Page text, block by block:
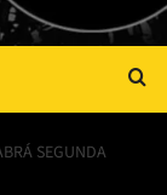
SEGUNDA